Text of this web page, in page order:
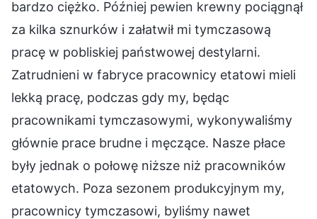
bardzo ciężko. Później pewien krewny pociągnął
za kilka sznurków i załatwił mi tymczasową
pracę w pobliskiej państwowej destylarni.
Zatrudnieni w fabryce pracownicy etatowi mieli
lekką pracę, podczas gdy my, będąc
pracownikami tymczasowymi, wykonywaliśmy
głównie prace brudne i męczące. Nasze płace
były jednak o połowę niższe niż pracowników
etatowych. Poza sezonem produkcyjnym my,
pracownicy tymczasowi, byliśmy nawet